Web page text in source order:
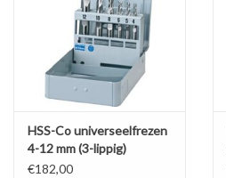
HSS-Co universeelfrezen
4-12 mm (3-lippig)
€182,00